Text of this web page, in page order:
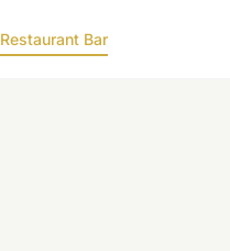
Restaurant Bar